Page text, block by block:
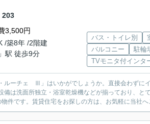
3,500円
/築8年 /2階建
」駅 徒歩9分
バス・トイレ別
バルコニー
駐輪
TVモニタ付インタ
ルーチェ Ⅲ」はいかがでしょうか。直接会わずに
は洗面所独立・浴室乾燥機などが揃っており、と
件です。賃貸住宅をお探しの方は、お気軽に当社へ